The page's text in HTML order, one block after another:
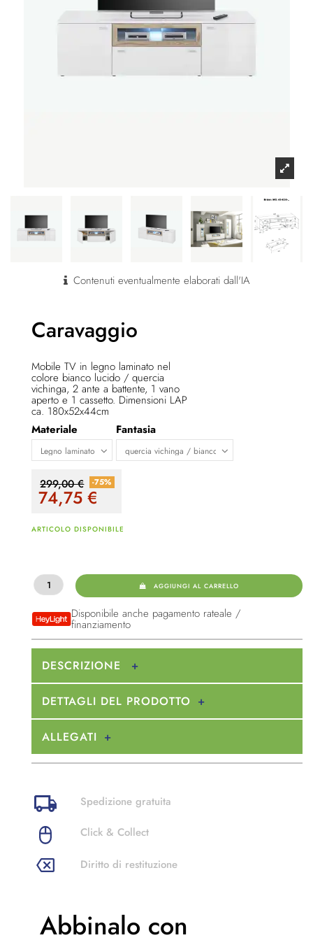
Contenuti eventualmente elaborati dall'IA
Caravaggio
Mobile TV in legno laminato nel
colore bianco lucido / quercia
vichinga, 2 ante a battente, 1 vano
aperto e 1 cassetto. Dimensioni LAP
ca. 180x52x44cm
Materiale
Fantasia
299,00 € -75%
74,75 €
ARTICOLO DISPONIBILE
AGGIUNGI AL CARRELLO
Disponibile anche pagamento rateale /
finanziamento
DESCRIZIONE
DETTAGLI DEL PRODOTTO
ALLEGATI
Spedizione gratuita
Click & Collect
Diritto di restituzione
Abbinalo con